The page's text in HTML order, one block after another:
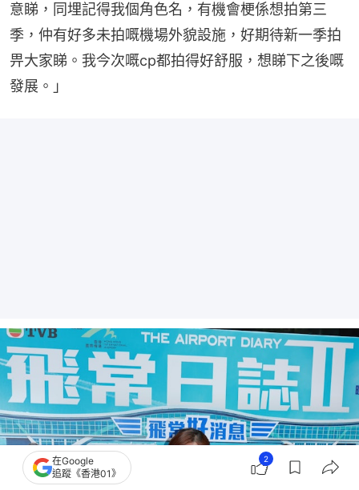
意睇，同埋記得我個角色名，有機會梗係想拍第三
季，仲有好多未拍嘅機場外貌設施，好期待新一季拍
畀大家睇。我今次嘅cp都拍得好舒服，想睇下之後嘅
發展。」
在Google
追蹤《香港01》
2